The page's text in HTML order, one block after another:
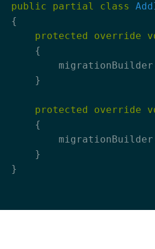
public
partial class
{
protected
override
{
}
protected override
{
}
}